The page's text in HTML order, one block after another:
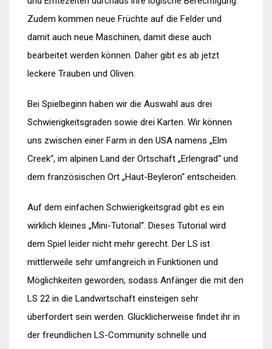
Zudem kommen neue Früchte auf die Felder und
damit auch neue Maschinen, damit diese auch
bearbeitet werden können. Daher gibt es ab jetzt
leckere Trauben und Oliven.
Bei Spielbeginn haben wir die Auswahl aus drei
Schwierigkeitsgraden sowie drei Karten. Wir können
uns zwischen einer Farm in den USA namens „Elm
Creek“, im alpinen Land der Ortschaft „Erlengrad“ und
dem französischen Ort „Haut-Beyleron“ entscheiden.
Auf dem einfachen Schwierigkeitsgrad gibt es ein
wirklich kleines „Mini-Tutorial“. Dieses Tutorial wird
dem Spiel leider nicht mehr gerecht. Der LS ist
mittlerweile sehr umfangreich in Funktionen und
Möglichkeiten geworden, sodass Anfänger die mit den
LS 22 in die Landwirtschaft einsteigen sehr
überfordert sein werden. Glücklicherweise findet ihr in
der freundlichen LS-Community schnelle und